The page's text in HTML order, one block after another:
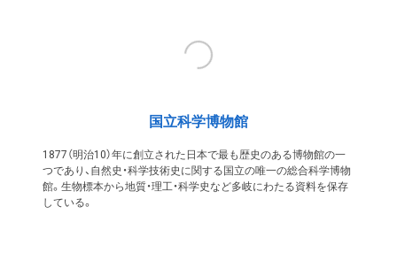
国立科学博物館
1877（明治10）年に創立された日本で最も歴史のある博物館の一
つであり、自然史・科学技術史に関する国立の唯一の総合科学博物
館。生物標本から地質・理工・科学史など多岐にわたる資料を保存
している。